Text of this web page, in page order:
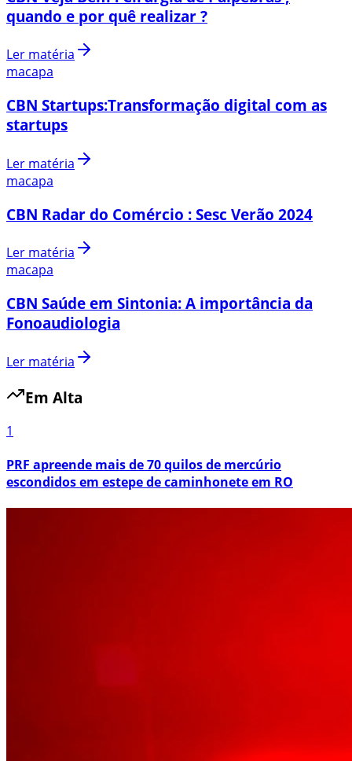
quando e por quê realizar ?
Ler matéria
macapa
CBN Startups:Transformação digital com as
startups
Ler matéria
macapa
CBN Radar do Comércio : Sesc Verão 2024
Ler matéria
macapa
CBN Saúde em Sintonia: A importância da
Fonoaudiologia
Ler matéria
Em Alta
1
PRF apreende mais de 70 quilos de mercúrio
escondidos em estepe de caminhonete em RO